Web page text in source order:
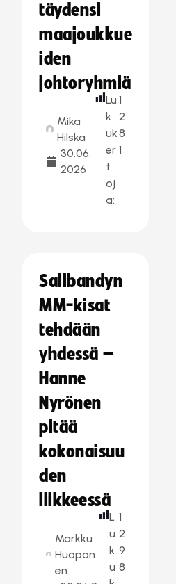
täydensi
maajoukkue
iden
johtoryhmiä
Mika
Hilska
30.06.
2026
Lu
k
uk
er
t
oj
a:
1
2
8
1
Salibandyn
MM-kisat
tehdään
yhdessä –
Hanne
Nyrönen
pitää
kokonaisuu
den
liikkeessä
Markku
Huopon
en
L
u
k
u
1
2
9
8